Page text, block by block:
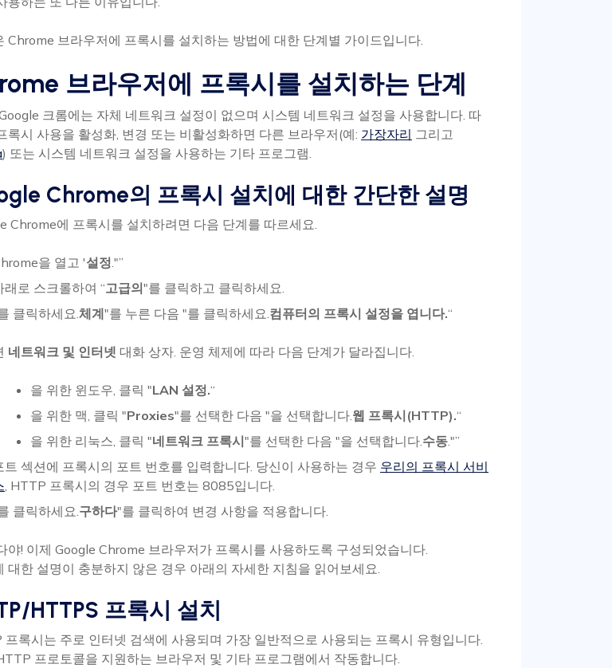
Chrome 브라우저에 프록시를 설치하는 방법에 대한 단계별 가이드입니다.
브라우저에 프록시를 설치하는 단계
크롬에는 자체 네트워크 설정이 없으며 시스템 네트워크 설정을 사용합니다. 따
록시 사용을 활성화, 변경 또는 비활성화하면 다른 브라우저(예: 가장자리 그리고
) 또는 시스템 네트워크 설정을 사용하는 기타 프로그램.
Chrome의 프록시 설치에 대한 간단한 설명
Chrome에 프록시를 설치하려면 다음 단계를 따르세요.
을 열고 '설정."”
래로 스크롤하여 “고급의"를 클릭하고 클릭하세요.
클릭하세요.체계"를 누른 다음 "를 클릭하세요.컴퓨터의 프록시 설정을 엽니다.“
네트워크 및 인터넷 대화 상자. 운영 체제에 따라 다음 단계가 달라집니다.
을 위한 윈도우, 클릭 "LAN 설정.“
을 위한 맥, 클릭 "Proxies"를 선택한 다음 "을 선택합니다.웹 프록시(HTTP).“
을 위한 리눅스, 클릭 "네트워크 프록시"를 선택한 다음 "을 선택합니다.수동."”
트 섹션에 프록시의 포트 번호를 입력합니다. 당신이 사용하는 경우 우리의 프록시 서비
, HTTP 프록시의 경우 포트 번호는 8085입니다.
클릭하세요.구하다"를 클릭하여 변경 사항을 적용합니다.
야! 이제 Google Chrome 브라우저가 프록시를 사용하도록 구성되었습니다.
대한 설명이 충분하지 않은 경우 아래의 자세한 지침을 읽어보세요.
HTTPS 프록시 설치
프록시는 주로 인터넷 검색에 사용되며 가장 일반적으로 사용되는 프록시 유형입니다.
프로토콜을 지원하는 브라우저 및 기타 프로그램에서 작동합니다.